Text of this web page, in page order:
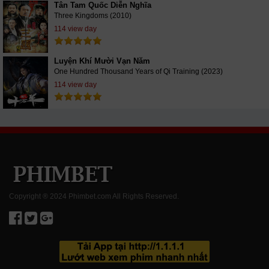
Tân Tam Quốc Diễn Nghĩa
Three Kingdoms (2010)
114 view day
Luyện Khí Mười Vạn Năm
One Hundred Thousand Years of Qi Training (2023)
114 view day
Copyright ® 2024 Phimbet.com All Rights Reserved.